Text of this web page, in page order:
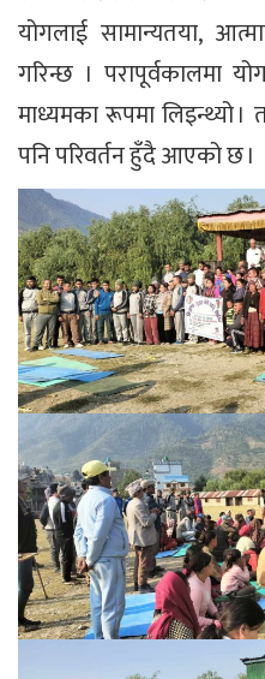
योगलाई सामान्यतया,
गरिन्छ । परापूर्वकालमा
माध्यमका रूपमा लिइन्थ्यो
पनि परिवर्तन हुँदै आएको छ ।